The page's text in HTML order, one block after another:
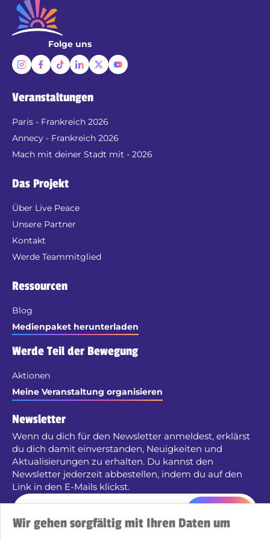
Folge uns
Veranstaltungen
Paris - Frankreich 2026
Annecy - Frankreich 2026
Mach mit deiner Stadt mit - 2026
Das Projekt
Über Live Peace
Unsere Partner
Kontakt
Werde Teammitglied
Ressourcen
Blog
Medienpaket herunterladen
Werde Teil der Bewegung
Aktionen
Meine Veranstaltung organisieren
Newsletter
Wenn du dich für den Newsletter anmeldest, erklärst
du dich damit einverstanden, Neuigkeiten und
Aktualisierungen zu erhalten. Du kannst den
Newsletter jederzeit abbestellen, indem du auf den
Link in den E-Mails klickst.
Wir gehen sorgfältig mit Ihren Daten um